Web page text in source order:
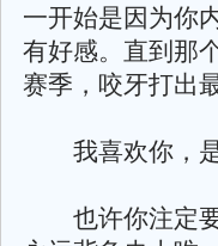
一开始是因为你
有好感。直到那
赛季，咬牙打出
我喜欢你，是
也许你注定要